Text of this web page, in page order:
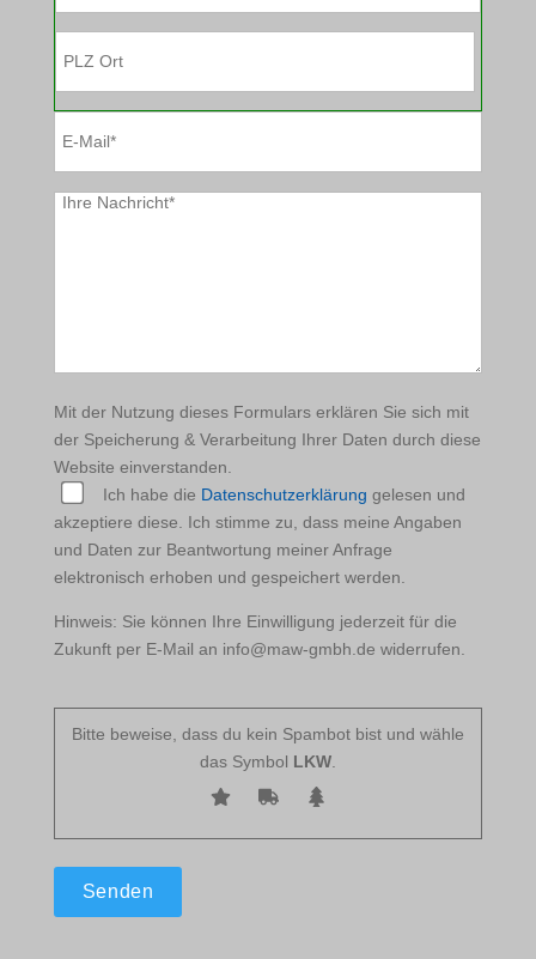
lasse
Mit der Nutzung dieses Formulars erklären Sie sich mit
der Speicherung & Verarbeitung Ihrer Daten durch diese
Website einverstanden.
Ich habe die Datenschutzerklärung gelesen und
akzeptiere diese. Ich stimme zu, dass meine Angaben
und Daten zur Beantwortung meiner Anfrage
elektronisch erhoben und gespeichert werden.
Hinweis: Sie können Ihre Einwilligung jederzeit für die
Zukunft per E-Mail an info@maw-gmbh.de widerrufen.
Bitte beweise, dass du kein Spambot bist und wähle
das Symbol LKW